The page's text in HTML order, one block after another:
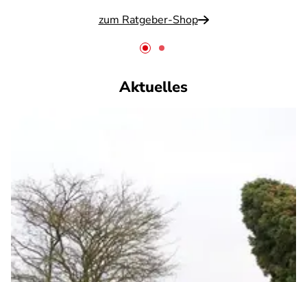
zum Ratgeber-Shop
Aktuelles